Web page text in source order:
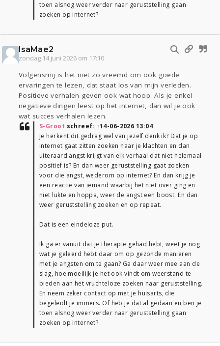
toen alsnog weer verder naar geruststelling gaan
zoeken op internet?
IsaMae2
zondag 14 juni 2026 om 17:10
Volgensmij is het niet zo vreemd om ook goede
ervaringen te lezen, dat staat los van mijn verleden.
Positieve verhalen geven ook wat hoop. Als je enkel
negatieve dingen leest op het internet, dan wil je ook
wat succes verhalen lezen.
S-Groot schreef: ↑14-06-2026 13:04
Je herkent dit gedrag wel van jezelf denk ik? Dat je op
internet gaat zitten zoeken naar je klachten en dan
uiteraard angst krijgt van elk verhaal dat niet helemaal
positief is? En dan weer geruststelling gaat zoeken
voor die angst, wederom op internet? En dan krijg je
een reactie van iemand waarbij het niet over ging en
niet lukte en hoppa, weer de angst een boost. En dan
weer geruststelling zoeken en op repeat.
Dat is een eindeloze put.
Ik ga er vanuit dat je therapie gehad hebt, weet je nog
wat je geleerd hebt daar om op gezonde manieren
met je angsten om te gaan? Ga daar weer mee aan de
slag, hoe moeilijk je het ook vindt om weerstand te
bieden aan het vruchteloze zoeken naar geruststelling.
En neem zeker contact op met je huisarts, die
begeleidt je immers. Of heb je dat al gedaan en ben je
toen alsnog weer verder naar geruststelling gaan
zoeken op internet?